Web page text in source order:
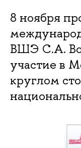
8 ноября
ВШЭ С.А.
участие в
круглом